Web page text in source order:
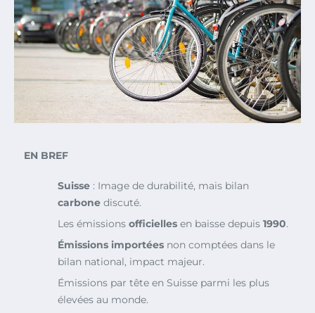
EN BREF
Suisse : Image de durabilité, mais bilan
carbone discuté.
Les émissions officielles en baisse depuis 1990.
Émissions importées non comptées dans le
bilan national, impact majeur.
Émissions par tête en Suisse parmi les plus
élevées au monde.